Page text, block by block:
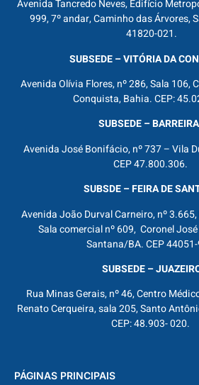
Avenida Tancredo Neves, Edifício
999, 7º andar, Caminho das Árvores,
41820-021.
SUBSEDE – VITÓRIA DA
Avenida Olívia Flores, nº 286, Sala 106,
Conquista, Bahia. CEP:
SUBSEDE –
Avenida José Bonifácio, nº 737 – Vila
CEP 47.800.306.
SUBSDE – FEIRA DE
Avenida João Durval Carneiro, nº
Sala comercial nº 609, Coronel
Santana/BA. CEP
SUBSEDE –
Rua Minas Gerais, nº 46, Centro
Renato Cerqueira, sala 205, Santo
CEP: 48.903- 020.
PÁGINAS PRINCIPAIS